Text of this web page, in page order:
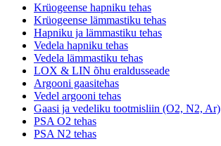
Krüogeense hapniku tehas
Krüogeense lämmastiku tehas
Hapniku ja lämmastiku tehas
Vedela hapniku tehas
Vedela lämmastiku tehas
LOX & LIN õhu eraldusseade
Argooni gaasitehas
Vedel argooni tehas
Gaasi ja vedeliku tootmisliin (O2, N2, Ar)
PSA O2 tehas
PSA N2 tehas